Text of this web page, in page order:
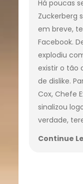
Há poucas
Zuckerberg
em breve,
Facebook.
explodiu
existir o tão
de dislike.
Cox, Chefe
sinalizou
verdade,
Continue